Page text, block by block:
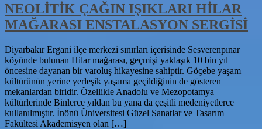
NEOLİTİK ÇAĞIN IŞIKLARI HİLAR
MAĞARASI ENSTALASYON SERGİSİ
Diyarbakır Ergani ilçe merkezi sınırları içerisinde Sesverenpınar
köyünde bulunan Hilar mağarası, geçmişi yaklaşık 10 bin yıl
öncesine dayanan bir varoluş hikayesine sahiptir. Göçebe yaşam
kültürünün yerine yerleşik yaşama geçildiğinin de gösteren
mekanlardan biridir. Özellikle Anadolu ve Mezopotamya
kültürlerinde Binlerce yıldan bu yana da çeşitli medeniyetlerce
kullanılmıştır. İnönü Üniversitesi Güzel Sanatlar ve Tasarım
Fakültesi Akademisyen olan […]